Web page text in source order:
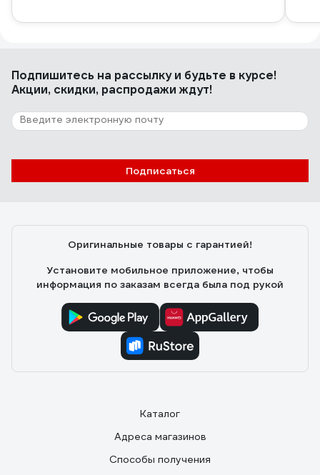
Подпишитесь на рассылкуи будьте в курсе!
Акции, скидки, распродажи ждут!
Подписаться
Оригинальные товары с гарантией!
Установите мобильное приложение, чтобы
информация по заказам всегда была под рукой
Каталог
Адреса магазинов
Способы получения